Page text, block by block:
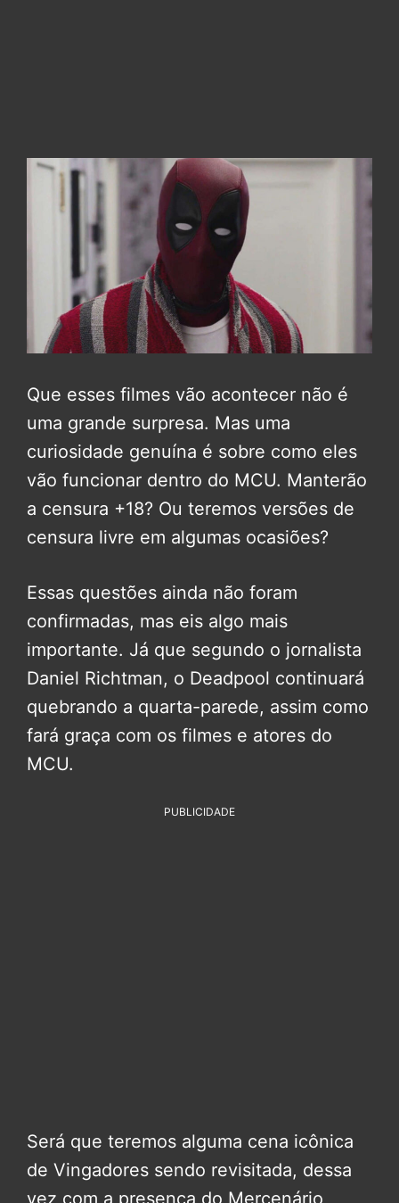
Que esses filmes vão acontecer não é
uma grande surpresa. Mas uma
curiosidade genuína é sobre como eles
vão funcionar dentro do MCU. Manterão
a censura +18? Ou teremos versões de
censura livre em algumas ocasiões?
Essas questões ainda não foram
confirmadas, mas eis algo mais
importante. Já que segundo o jornalista
Daniel Richtman, o Deadpool continuará
quebrando a quarta-parede, assim como
fará graça com os filmes e atores do
MCU.
PUBLICIDADE
Será que teremos alguma cena icônica
de Vingadores sendo revisitada, dessa
vez com a presença do Mercenário